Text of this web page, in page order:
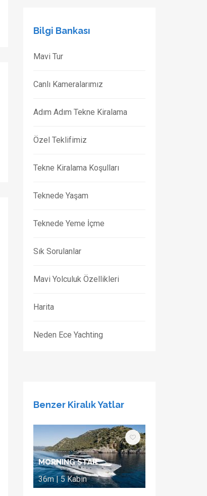
Bilgi Bankası
Mavi Tur
Canlı Kameralarımız
Adım Adım Tekne Kiralama
Özel Teklifimiz
Tekne Kiralama Koşulları
Teknede Yaşam
Teknede Yeme İçme
Sık Sorulanlar
Mavi Yolculuk Özellikleri
Harita
Neden Ece Yachting
Benzer Kiralık Yatlar
MORNING STAR
36m | 5 Kabin